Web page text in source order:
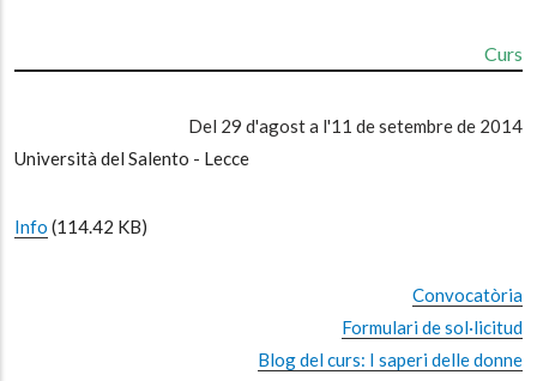
Curs
Del 29 d'agost a l'11 de setembre de 2014
Università del Salento - Lecce
Info (114.42 KB)
Convocatòria
Formulari de sol·licitud
Blog del curs: I saperi delle donne